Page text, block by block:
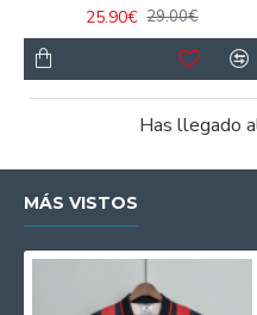
25.90€ 29.00€
Has llegado
MÁS VISTOS